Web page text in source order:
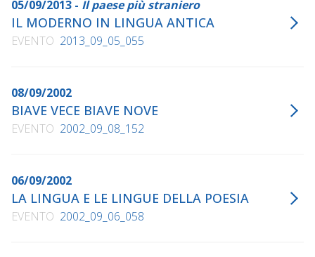
05/09/2013 - Il paese più straniero
IL MODERNO IN LINGUA ANTICA
EVENTO 2013_09_05_055
08/09/2002
BIAVE VECE BIAVE NOVE
EVENTO 2002_09_08_152
06/09/2002
LA LINGUA E LE LINGUE DELLA POESIA
EVENTO 2002_09_06_058